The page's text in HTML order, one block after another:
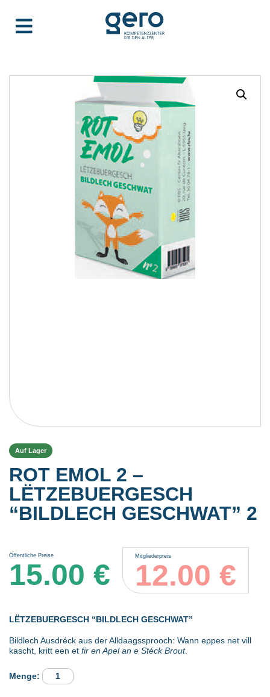
Auf Lager
ROT EMOL 2 –
LËTZEBUERGESCH
“BILDLECH GESCHWAT” 2
Öffentliche Preise
15.00 €
Mitgliederpreis
12.00 €
LËTZEBUERGESCH “BILDLECH GESCHWAT”
Bildlech Ausdréck aus der Alldaagssprooch: Wann eppes net vill
kascht, kritt een et fir en Apel an e Stéck Brout.
ROT
EMOL